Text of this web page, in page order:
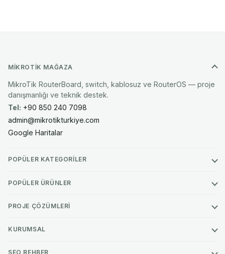
MIKROTIK MAĞAZA
MikroTik RouterBoard, switch, kablosuz ve RouterOS — proje
danışmanlığı ve teknik destek.
Tel: +90 850 240 7098
admin@mikrotikturkiye.com
Google Haritalar
POPÜLER KATEGORILER
Ethernet Routerlar
Kablosuz Sistemler
POPÜLER ÜRÜNLER
MikroTik Hex S 2025 10G SFP+ Fiber Modül
MikroTik Rds2216 10G SFP+ Fiber Modül
PROJE ÇÖZÜMLERI
KURUMSAL
SEO REHBER